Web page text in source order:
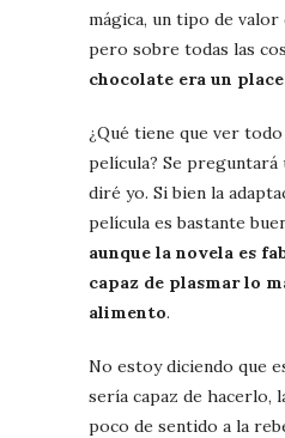
mágica, un tipo de valor
pero sobre todas las
chocolate era un
¿Qué tiene que ver
película? Se preguntará
diré yo. Si bien la
película es bastante
aunque la novela es
capaz de plasmar lo
alimento.
No estoy diciendo que
sería capaz de hacerlo,
poco de sentido a la